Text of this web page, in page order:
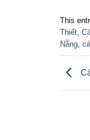
This
Thiết
Nẵng